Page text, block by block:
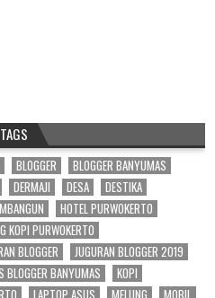
TAGS
BLOGGER
BLOGGER BANYUMAS
DERMAJI DESA
DESTIKA
HOTEL PURWOKERTO
KOPI PURWOKERTO
BLOGGER
JUGURAN BLOGGER 2019
BLOGGER BANYUMAS
KOPI